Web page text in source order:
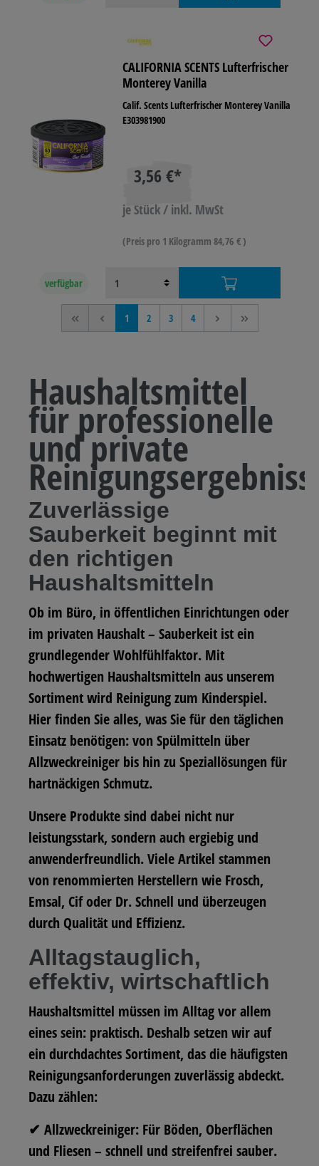
CALIFORNIA SCENTS Lufterfrischer
Monterey Vanilla
Calif. Scents Lufterfrischer Monterey Vanilla
E303981900
3,56 €*
je Stück / inkl. MwSt
(Preis pro 1 Kilogramm 84,76 € )
verfügbar
<< < 1 2 3 4 > >>
Haushaltsmittel
für professionelle
und private
Zuverlässige
Sauberkeit beginnt mit
den richtigen
Haushaltsmitteln
Ob im Büro, in öffentlichen Einrichtungen oder
im privaten Haushalt – Sauberkeit ist ein
grundlegender Wohlfühlfaktor. Mit
hochwertigen Haushaltsmitteln aus unserem
Sortiment wird Reinigung zum Kinderspiel.
Hier finden Sie alles, was Sie für den täglichen
Einsatz benötigen: von Spülmitteln über
Allzweckreiniger bis hin zu Speziallösungen für
hartnäckigen Schmutz.
Unsere Produkte sind dabei nicht nur
leistungsstark, sondern auch ergiebig und
anwenderfreundlich. Viele Artikel stammen
von renommierten Herstellern wie Frosch,
Emsal, Cif oder Dr. Schnell und überzeugen
durch Qualität und Effizienz.
Alltagstauglich,
effektiv, wirtschaftlich
Haushaltsmittel müssen im Alltag vor allem
eines sein: praktisch. Deshalb setzen wir auf
ein durchdachtes Sortiment, das die häufigsten
Reinigungsanforderungen zuverlässig abdeckt.
Dazu zählen:
✔ Allzweckreiniger: Für Böden, Oberflächen
und Fliesen – schnell und streifenfrei sauber.